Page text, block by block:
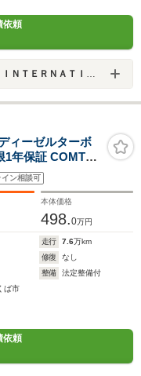
依頼
ＲＮＡＴＩＯＮＡＬ
ィーゼルターボ
年保証 COMTEC
ンルーフ 黒革
ビ DTV
ロニック+ BSM
イン相談可
本体価格
498.0万円
走行 7.6万km
修復
なし
整備
法定整備付
ば市
依頼